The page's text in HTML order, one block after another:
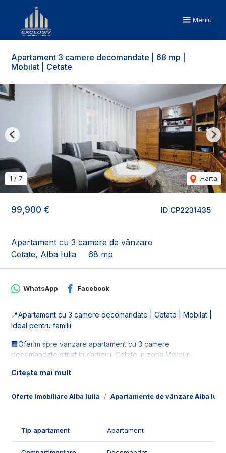
Meniu
Apartament 3 camere decomandate | 68 mp |
Mobilat | Cetate
ID CP2231435
99,900 €
Apartament cu 3 camere de vânzare
Cetate, Alba Iulia
68 mp
1 / 7 Harta
Previous
Oferte imobiliare Alba Iulia Apartamente de vânzare Alba Iulia
WhatsApp Facebook
📍Apartament cu 3 camere decomandate | Cetate | Mobilat |
Ideal pentru familii
🏢Oferim spre vanzare apartament cu 3 camere
decomandate situat in cartierul Cetate in zona Mercur-
din:
- 1 hol;
- 2 dormitoare;
Citește mai mult
Tip apartament Apartament